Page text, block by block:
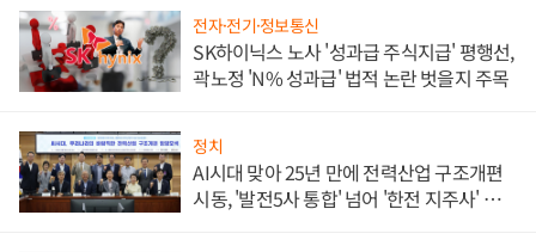
전자·전기·정보통신
SK하이닉스 노사 '성과급 주식지급' 평행선,
곽노정 'N% 성과급' 법적 논란 벗을지 주목
정치
AI시대 맞아 25년 만에 전력산업 구조개편
시동, '발전5사 통합' 넘어 '한전 지주사' 재편